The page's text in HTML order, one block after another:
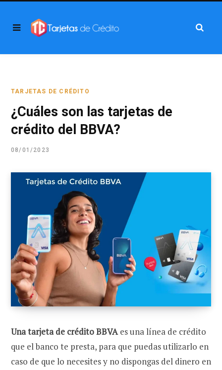
TARJETAS DE CRÉDITO
¿Cuáles son las tarjetas de
crédito del BBVA?
08/01/2023
Una tarjeta de crédito BBVAes una línea de crédito
que el banco te presta, para que puedas utilizarlo en
caso de que lo necesites y no dispongas del dinero en